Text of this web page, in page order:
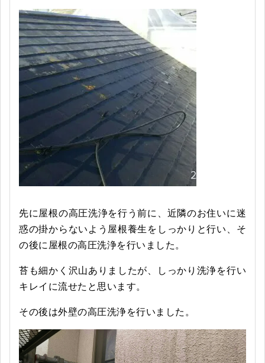
先に屋根の高圧洗浄を行う前に、近隣のお住いに迷
惑の掛からないよう屋根養生をしっかりと行い、そ
の後に屋根の高圧洗浄を行いました。
苔も細かく沢山ありましたが、しっかり洗浄を行い
キレイに流せたと思います。
その後は外壁の高圧洗浄を行いました。